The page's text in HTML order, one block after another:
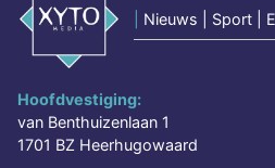
Nieuws | Sport |
Hoofdvestiging:
van Benthuizenlaan 1
1701 BZ Heerhugowaard